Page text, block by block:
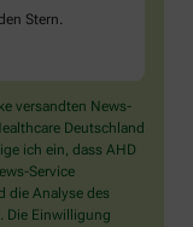
Stern.
versandten News-
Deutschland
ich ein, dass AHD
Service
die Analyse des
Die Einwilligung